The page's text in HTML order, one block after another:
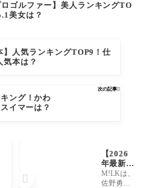
ロゴルファー】美人ランキングTO
美女は？
】人気ランキングTOP9！仕
気本は？
次の記事
ング！かわ
イマーは？
【2026
年最新】
M!LKで
歌が上手
M!LKは、
佐野勇斗
